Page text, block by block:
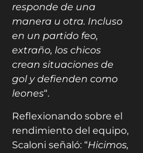
responde de una
manera u otra. Incluso
en un partido feo,
extraño, los chicos
crean situaciones de
gol y defienden como
leones“.
Reflexionando sobre el
rendimiento del equipo,
Scaloni señaló: “Hicimos,